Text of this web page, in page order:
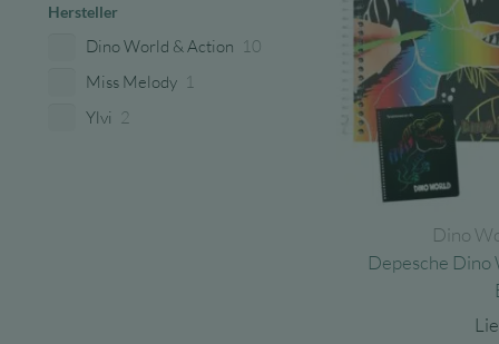
Hersteller
Dino World & Action 10
Miss Melody 1
Ylvi 2
Dino
Depesche Dino